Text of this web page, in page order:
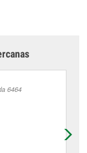
6464